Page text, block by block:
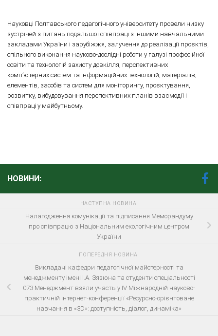
Науковці Полтавського педагогічного університету провели низку
зустрічей з питань подальшої співпраці з іншими навчальними
закладами України і зарубіжжя, залучення до реалізації проєктів,
спільного виконання науково-дослідні роботи у галузі професійної
освіти та технологій захисту довкілля, перспективних
комп’ютерних систем та інформаційних технологій, матеріалів,
елементів, засобів та систем для моніторингу, проєктування,
розвитку, вибудовування перспективних планів взаємодії і
співпраці у майбутньому.
НОВИНИ:
НАСТУПНА НОВИНА
Налагодження комунікації та підписання Меморандуму
про співпрацю з Національним екологічним центром
України
ПОПЕРЕДНЯ НОВИНА
Викладачі кафедри педагогічної майстерності та
менеджменту імені І.А. Зязюна та студенти спеціальності
073 Менеджмент взяли участь у ІV Міжнародній науково-
практичній інтернет-конференції «Ресурсно-орієнтоване
навчання в «3D»: доступність, діалог, динаміка»